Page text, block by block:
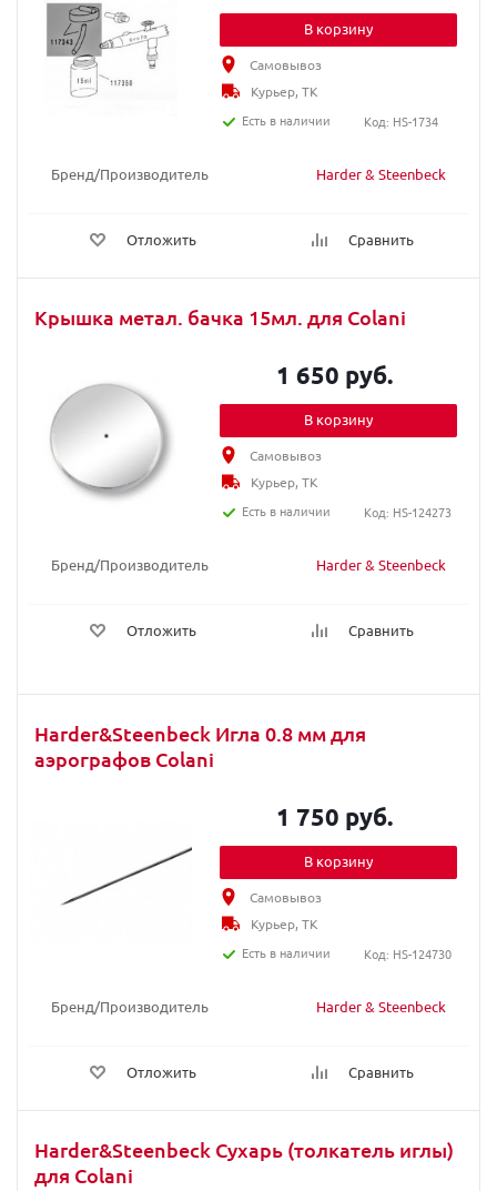
Бренд/Производитель Harder & Steenbeck
Отложить Сравнить
В корзину
Самовывоз
Курьер, ТК
Есть в наличии
Код: HS-1734
Крышка метал. бачка 15мл. для Colani
Бренд/Производитель Harder & Steenbeck
Отложить Сравнить
1 650 руб.
В корзину
Самовывоз
Курьер, ТК
Есть в наличии
Код: HS-124273
Harder&Steenbeck Игла 0.8 мм для
аэрографов Colani
Бренд/Производитель Harder & Steenbeck
Отложить Сравнить
1 750 руб.
В корзину
Самовывоз
Курьер, ТК
Есть в наличии
Код: HS-124730
Harder&Steenbeck Сухарь (толкатель иглы)
для Colani